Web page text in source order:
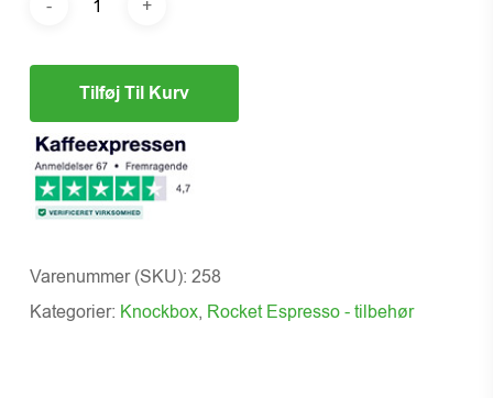
Tilføj Til Kurv
Varenummer (SKU): 258
Kategorier: Knockbox, Rocket Espresso - tilbehør